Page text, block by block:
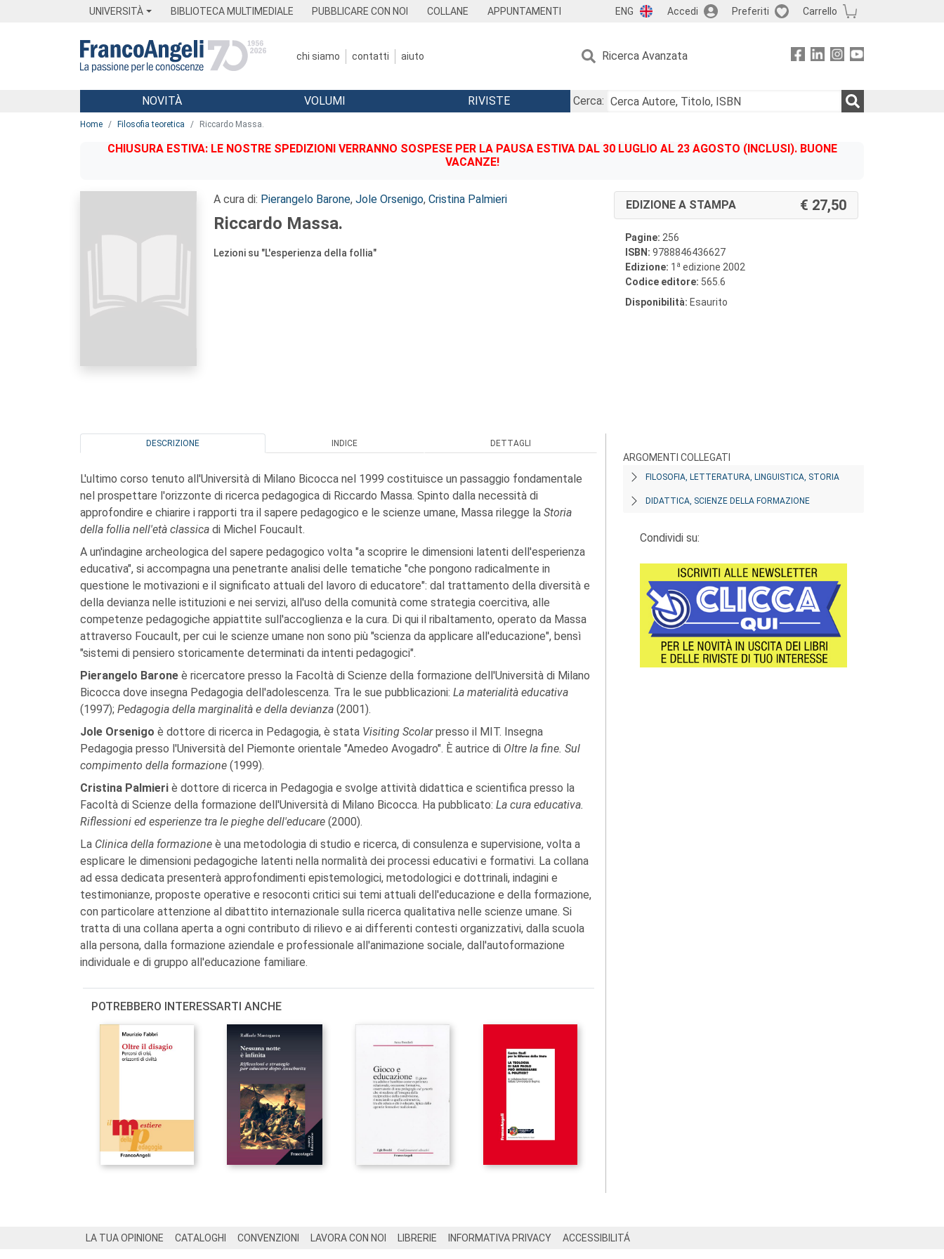
UNIVERSITÀ BIBLIOTECA MULTIMEDIALE PUBBLICARE CON NOI COLLANE APPUNTAMENTI ENG Accedi Preferiti Carrello
chi siamo contatti aiuto Ricerca Avanzata
Menu
NOVITÀ VOLUMI RIVISTE
Cerca:
Home Filosofia teoretica Riccardo Massa.
CHIUSURA ESTIVA: LE NOSTRE SPEDIZIONI VERRANNO SOSPESE PER LA PAUSA ESTIVA DAL 30 LUGLIO AL 23 AGOSTO (INCLUSI). BUONE
VACANZE!
A cura di: Pierangelo Barone, Jole Orsenigo, Cristina Palmieri
Riccardo Massa.
Lezioni su "L'esperienza della follia"
EDIZIONE A STAMPA 27,50
Pagine: 256
ISBN: 9788846436627
Edizione: 1 a edizione 2002
Codice editore: 565.6
Disponibilità: Esaurito
DESCRIZIONE INDICE DETTAGLI
L'ultimo corso tenuto all'Università di Milano Bicocca nel 1999 costituisce un passaggio fondamentale
nel prospettare l'orizzonte di ricerca pedagogica di Riccardo Massa. Spinto dalla necessità di
approfondire e chiarire i rapporti tra il sapere pedagogico e le scienze umane, Massa rilegge la Storia
della follia nell'età classica di Michel Foucault.
A un'indagine archeologica del sapere pedagogico volta "a scoprire le dimensioni latenti dell'esperienza
educativa", si accompagna una penetrante analisi delle tematiche "che pongono radicalmente in
questione le motivazioni e il significato attuali del lavoro di educatore": dal trattamento della diversità e
della devianza nelle istituzioni e nei servizi, all'uso della comunità come strategia coercitiva, alle
competenze pedagogiche appiattite sull'accoglienza e la cura. Di qui il ribaltamento, operato da Massa
attraverso Foucault, per cui le scienze umane non sono più "scienza da applicare all'educazione", bensì
"sistemi di pensiero storicamente determinati da intenti pedagogici".
Pierangelo Barone è ricercatore presso la Facoltà di Scienze della formazione dell'Università di Milano
Bicocca dove insegna Pedagogia dell'adolescenza. Tra le sue pubblicazioni: La materialità educativa
(1997); Pedagogia della marginalità e della devianza (2001).
Jole Orsenigo è dottore di ricerca in Pedagogia, è stata Visiting Scolarpresso il MIT. Insegna
Pedagogia presso l'Università del Piemonte orientale "Amedeo Avogadro". È autrice di Oltre la fine. Sul
compimento della formazione (1999).
Cristina Palmieri è dottore di ricerca in Pedagogia e svolge attività didattica e scientifica presso la
Facoltà di Scienze della formazione dell'Università di Milano Bicocca. Ha pubblicato: La cura educativa.
Riflessioni ed esperienze tra le pieghe dell'educare (2000).
La Clinica della formazione è una metodologia di studio e ricerca, di consulenza e supervisione, volta a
esplicare le dimensioni pedagogiche latenti nella normalità dei processi educativi e formativi. La collana
ad essa dedicata presenterà approfondimenti epistemologici, metodologici e dottrinali, indagini e
testimonianze, proposte operative e resoconti critici sui temi attuali dell'educazione e della formazione,
con particolare attenzione al dibattito internazionale sulla ricerca qualitativa nelle scienze umane. Si
tratta di una collana aperta a ogni contributo di rilievo e ai differenti contesti organizzativi, dalla scuola
alla persona, dalla formazione aziendale e professionale all'animazione sociale, dall'autoformazione
individuale e di gruppo all'educazione familiare.
POTREBBERO INTERESSARTI ANCHE
ARGOMENTI COLLEGATI
FILOSOFIA, LETTERATURA, LINGUISTICA, STORIA
DIDATTICA, SCIENZE DELLA FORMAZIONE
Condividi su:
LA TUA OPINIONE CATALOGHI CONVENZIONI LAVORA CON NOI LIBRERIE INFORMATIVA PRIVACY ACCESSIBILITÁ